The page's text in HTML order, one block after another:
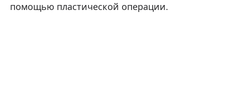
помощью пластической операции.